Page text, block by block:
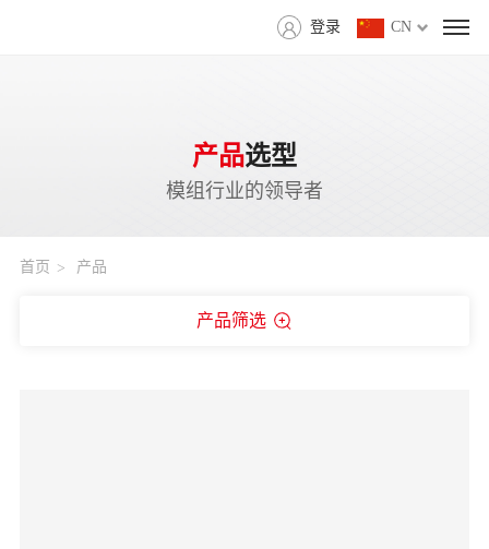
CN
登录
产品选型
模组行业的领导者
首页 产品
产品筛选